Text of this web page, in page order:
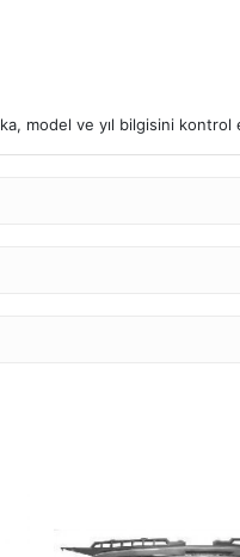
model ve yıl bilgisini